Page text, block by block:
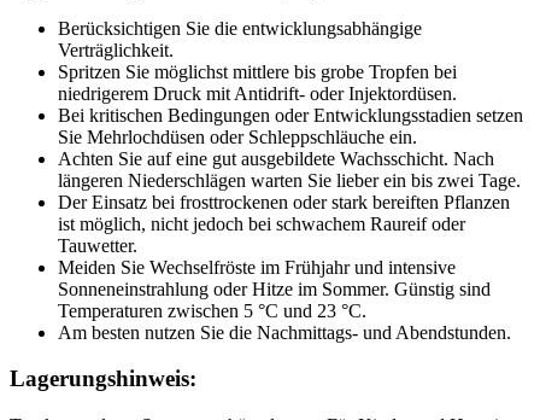
Berücksichtigen Sie die entwicklungsabhängige
Verträglichkeit.
Spritzen Sie möglichst mittlere bis grobe Tropfen bei
niedrigerem Druck mit Antidrift- oder Injektordüsen.
Bei kritischen Bedingungen oder Entwicklungsstadien setzen
Sie Mehrlochdüsen oder Schleppschläuche ein.
Achten Sie auf eine gut ausgebildete Wachsschicht. Nach
längeren Niederschlägen warten Sie lieber ein bis zwei Tage.
Der Einsatz bei frosttrockenen oder stark bereiften Pflanzen
ist möglich, nicht jedoch bei schwachem Raureif oder
Tauwetter.
Meiden Sie Wechselfröste im Frühjahr und intensive
Sonneneinstrahlung oder Hitze im Sommer. Günstig sind
Temperaturen zwischen 5 °C und 23 °C.
Am besten nutzen Sie die Nachmittags- und Abendstunden.
Lagerungshinweis: